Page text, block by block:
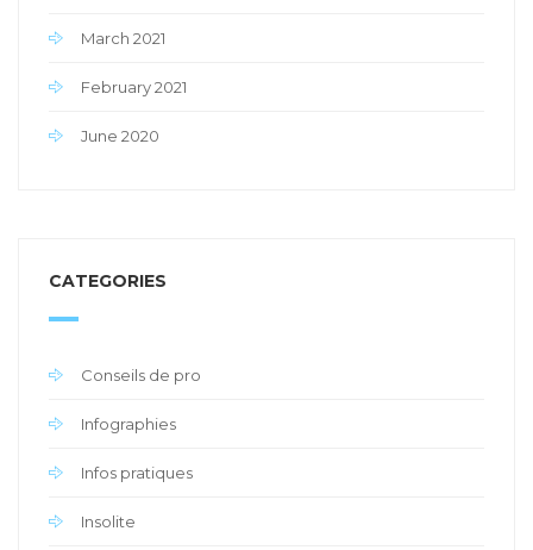
March 2021
February 2021
June 2020
CATEGORIES
Conseils de pro
Infographies
Infos pratiques
Insolite